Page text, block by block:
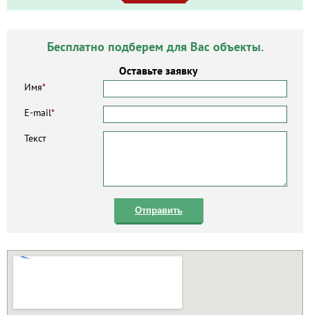
Бесплатно подберем для Вас объекты.
Оставьте заявку
Имя*
E-mail*
Текст
Отправить